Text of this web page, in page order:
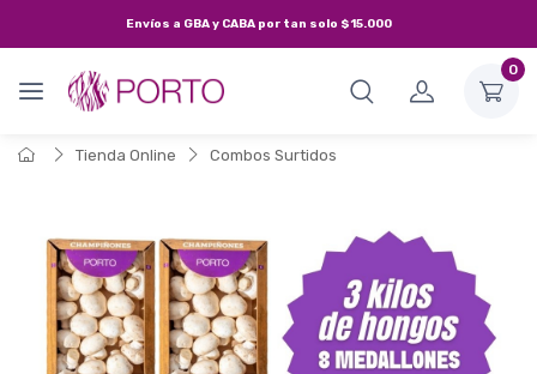
Envíos a GBA y CABA por tan solo $15.000
0
Tienda Online Combos Surtidos